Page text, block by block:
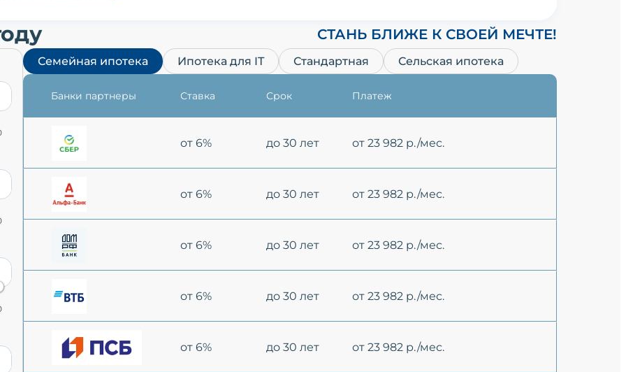
СТАНЬ БЛИЖЕ К СВОЕЙ МЕЧТЕ!
Семейная ипотека Ипотека для IT Стандартная Сельская ипотека
Банки партнеры Ставка Срок Платеж
от 6% до 30 лет от 23 982 р./мес.
от 6% до 30 лет от 23 982 р./мес.
от 6% до 30 лет от 23 982 р./мес.
от 6% до 30 лет от 23 982 р./мес.
от 6% до 30 лет от 23 982 р./мес.